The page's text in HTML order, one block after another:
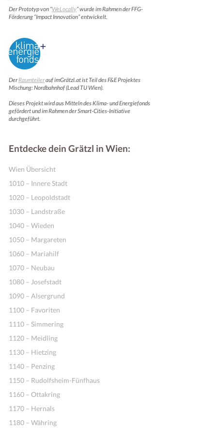
Der Prototyp von “WeLocally” wurde im Rahmen der FFG-
Förderung “Impact Innovation” entwickelt.
DerRaumteilerauf imGrätzl.at ist Teil des F&E Projektes
Mischung: Nordbahnhof (Lead TU Wien).
Dieses Projekt wird aus Mitteln des Klima- und Energiefonds
gefördert und im Rahmen der Smart-Cities-Initiative
durchgeführt.
Entdecke dein Grätzl in Wien:
Wien Übersicht
1010 – Innere Stadt
1020 – Leopoldstadt
1030 – Landstraße
1040 – Wieden
1050 – Margareten
1060 – Mariahilf
1070 – Neubau
1080 – Josefstadt
1090 – Alsergrund
1100 – Favoriten
1110 – Simmering
1120 – Meidling
1130 – Hietzing
1140 – Penzing
1150 – Rudolfsheim-Fünfhaus
1160 – Ottakring
1170 – Hernals
1180 – Währing